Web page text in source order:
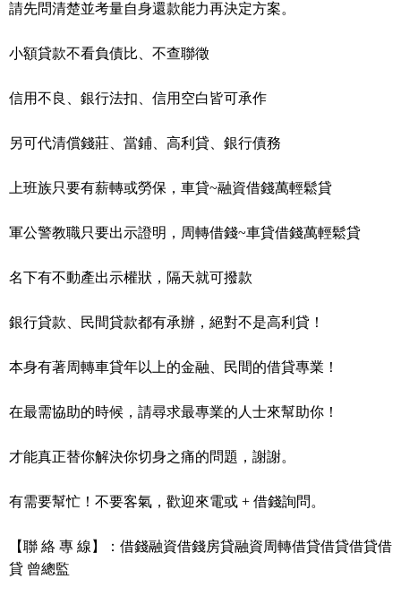
請先問清楚並考量自身還款能力再決定方案。
小額貸款不看負債比、不查聯徵
信用不良、銀行法扣、信用空白皆可承作
另可代清償錢莊、當鋪、高利貸、銀行債務
上班族只要有薪轉或勞保，車貸~融資借錢萬輕鬆貸
軍公警教職只要出示證明，周轉借錢~車貸借錢萬輕鬆貸
名下有不動產出示權狀，隔天就可撥款
銀行貸款、民間貸款都有承辦，絕對不是高利貸！
本身有著周轉車貸年以上的金融、民間的借貸專業！
在最需協助的時候，請尋求最專業的人士來幫助你！
才能真正替你解決你切身之痛的問題，謝謝。
有需要幫忙！不要客氣，歡迎來電或 + 借錢詢問。
【聯 絡 專 線】：借錢融資借錢房貸融資周轉借貸借貸借貸借
貸 曾總監